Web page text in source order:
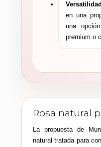
en una
una
premium o
Rosa natural
La propuesta de
natural tratada para